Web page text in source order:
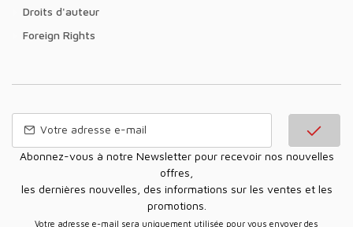
Droits d'auteur
Foreign Rights
Abonnez-vous à notre Newsletter pour recevoir nos nouvelles
offres,
les dernières nouvelles, des informations sur les ventes et les
promotions.
Votre adresse e-mail sera uniquement utilisée pour vous envoyer des